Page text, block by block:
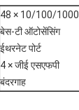
48 × 10/100/1000
बेस-टी ऑटोसेंसिंग
ईथरनेट पोर्ट
4 × जीई एसएफपी
बंदरगाह